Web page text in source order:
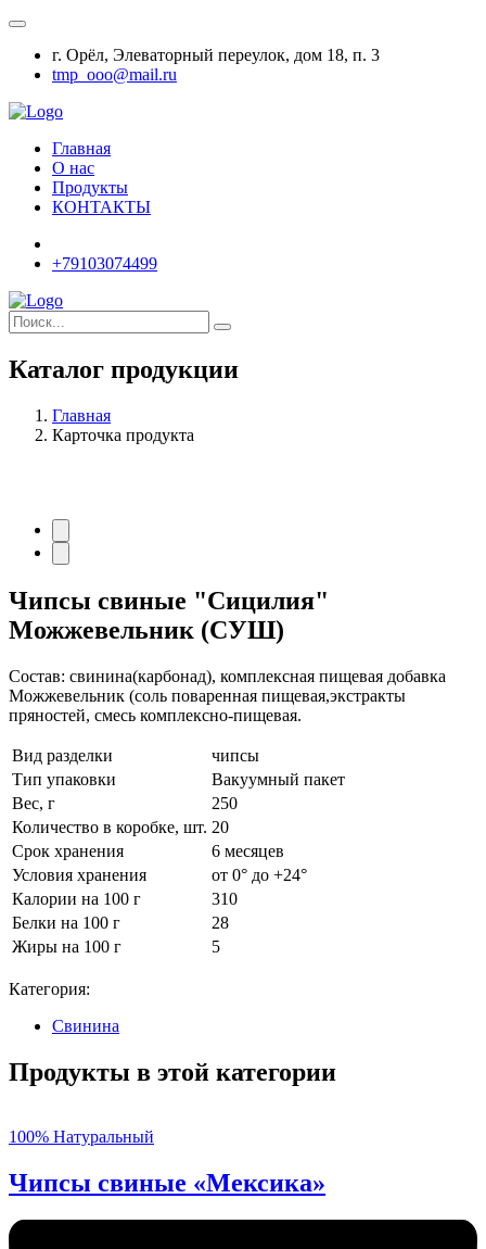
г. Орёл, Элеваторный переулок, дом 18, п. 3
tmp_ooo@mail.ru
Главная
О нас
Продукты
КОНТАКТЫ
+79103074499
Каталог продукции
Главная
Карточка продукта
Чипсы свиные "Сицилия"
Можжевельник (СУШ)
Состав: свинина(карбонад), комплексная пищевая добавка
Можжевельник (соль поваренная пищевая,экстракты
пряностей, смесь комплексно-пищевая.
Вид разделки
чипсы
Тип упаковки
Вакуумный пакет
Вес, г
250
Количество в коробке, шт. 20
Срок хранения
6 месяцев
Условия хранения
от 0° до +24°
Калории на 100 г
310
Белки на 100 г
28
Жиры на 100 г
5
Категория:
Свинина
Продукты в этой категории
100% Натуральный
Чипсы свиные «Мексика»